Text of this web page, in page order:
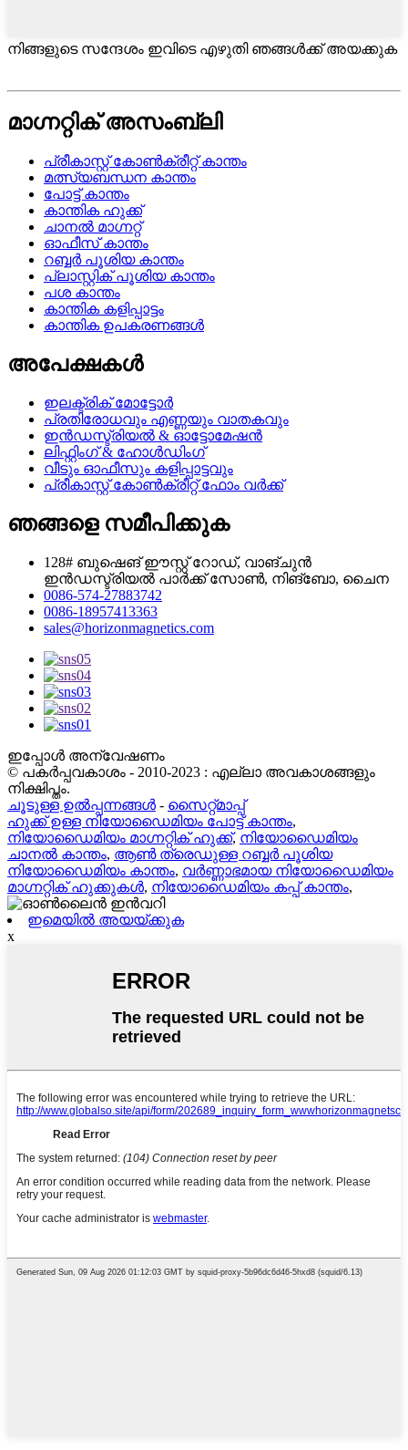
നിങ്ങളുടെ സന്ദേശം ഇവിടെ എഴുതി ഞങ്ങൾക്ക് അയക്കുക
മാഗ്നറ്റിക് അസംബ്ലി
പ്രീകാസ്റ്റ് കോൺക്രീറ്റ് കാന്തം
മത്സ്യബന്ധന കാന്തം
പോട്ട് കാന്തം
കാന്തിക ഹുക്ക്
ചാനൽ മാഗ്നറ്റ്
ഓഫീസ് കാന്തം
റബ്ബർ പൂശിയ കാന്തം
പ്ലാസ്റ്റിക് പൂശിയ കാന്തം
പശ കാന്തം
കാന്തിക കളിപ്പാട്ടം
കാന്തിക ഉപകരണങ്ങൾ
അപേക്ഷകൾ
ഇലക്ട്രിക് മോട്ടോർ
പ്രതിരോധവും എണ്ണയും വാതകവും
ഇൻഡസ്ട്രിയൽ & ഓട്ടോമേഷൻ
ലിഫ്റ്റിംഗ് & ഹോൾഡിംഗ്
വീടും ഓഫീസും കളിപ്പാട്ടവും
പ്രീകാസ്റ്റ് കോൺക്രീറ്റ് ഫോം വർക്ക്
ഞങ്ങളെ സമീപിക്കുക
128# ബുഷെങ് ഈസ്റ്റ് റോഡ്, വാങ്ചുൻ
ഇൻഡസ്ട്രിയൽ പാർക്ക് സോൺ, നിങ്ബോ, ചൈന
0086-574-27883742
0086-18957413363
sales@horizonmagnetics.com
ഇപ്പോൾ അന്വേഷണം
© പകർപ്പവകാശം - 2010-2023 : എല്ലാ അവകാശങ്ങളും
നിക്ഷിപ്തം.
ചൂടുള്ള ഉൽപ്പന്നങ്ങൾ - സൈറ്റ്മാപ്പ്
ഹുക്ക് ഉള്ള നിയോഡൈമിയം പോട്ട് കാന്തം,
നിയോഡൈമിയം മാഗ്നറ്റിക് ഹുക്ക്, നിയോഡൈമിയം
ചാനൽ കാന്തം, ആൺ ത്രെഡുള്ള റബ്ബർ പൂശിയ
നിയോഡൈമിയം കാന്തം, വർണ്ണാഭമായ നിയോഡൈമിയം
മാഗ്നറ്റിക് ഹുക്കുകൾ, നിയോഡൈമിയം കപ്പ് കാന്തം,
ഇമെയിൽ അയയ്ക്കുക
x